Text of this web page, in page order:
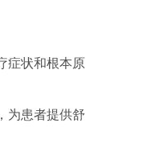
症状和根本原
为患者提供舒